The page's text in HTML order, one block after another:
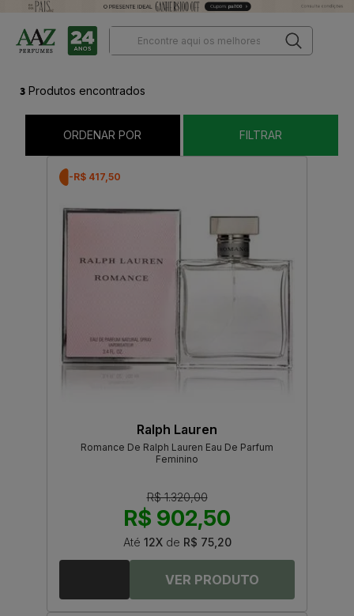
3 Produtos encontrados
ORDENAR POR FILTRAR
-R$ 417,50
Ralph Lauren
Romance De Ralph Lauren Eau De Parfum
Feminino
R$ 1.320,00
R$ 902,50
Até 12Xde R$ 75,20